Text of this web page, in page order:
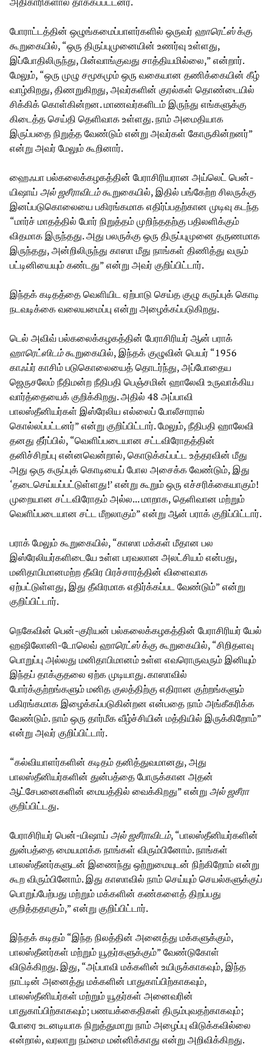
போராட்டத்தின் ஒழுங்கமைப்பாளர்களில் ஒருவர்ஹாரெட்ஸ்க்கு
கூறுகையில், “ஒரு திருப்புமுனையின் உணர்வு உள்ளது,
இப்போதிலிருந்து, பின்வாங்குவது சாத்தியமில்லை,” என்றார்.
மேலும், “ஒரு முழு சமூகமும் ஒரு வகையான தணிக்கையின் கீழ்
வாழ்கிறது, திணறுகிறது, அவர்களின் குரல்கள் தொண்டையில்
சிக்கிக் கொள்கின்றன. மாணவர்களிடம் இருந்து எங்களுக்கு
கிடைத்த செய்தி தெளிவாக உள்ளது. நாம் அமைதியாக
இருப்பதை நிறுத்த வேண்டும் என்று அவர்கள் கோருகின்றனர்”
என்று அவர் மேலும் கூறினார்.
ஹைஃபா பல்கலைக்கழகத்தின் பேராசிரியரான அய்லெட் பென்-
யிஷாய் அல்ஜசீராவிடம்கூறுகையில், இதில் பங்கேற்ற சிலருக்கு
இனப்படுகொலையை பகிரங்கமாக எதிர்ப்பதற்கான முடிவு கடந்த
“மார்ச் மாதத்தில் போர் நிறுத்தம் முறிந்ததற்கு பதிலளிக்கும்
விதமாக இருந்தது. அது பலருக்கு ஒரு திருப்புமுனை தருணமாக
இருந்தது, அன்றிலிருந்து காஸா மீது நாங்கள் திணித்து வரும்
பட்டினியையும் கண்டது” என்று அவர் குறிப்பிட்டார்.
இந்தக் கடிதத்தை வெளியிட ஏற்பாடு செய்த குழு கருப்புக் கொடி
நடவடிக்கை வலையமைப்பு என்று அழைக்கப்படுகிறது.
டெல் அவிவ் பல்கலைக்கழகத்தின் பேராசிரியர் ஆன் பராக்
ஹாரெட்ஸிடம்கூறுகையில், இந்தக் குழுவின் பெயர் “1956
காஃப்ர் காசிம் படுகொலையைத் தொடர்ந்து, அப்போதைய
ஜெருசலேம் நீதிமன்ற நீதிபதி பெஞ்சமின் ஹாலேவி உருவாக்கிய
வார்த்தையைக் குறிக்கிறது. அதில் 48 அப்பாவி
பாலஸ்தீனியர்கள் இஸ்ரேலிய எல்லைப் போலீசாரால்
கொல்லப்பட்டனர்” என்று குறிப்பிட்டார். மேலும், நீதிபதி ஹாலேவி
தனது தீர்ப்பில், “வெளிப்படையான சட்டவிரோதத்தின்
தனிச்சிறப்பு என்னவென்றால், கொடுக்கப்பட்ட உத்தரவின் மீது
அது ஒரு கருப்புக் கொடியைப் போல அசைக்க வேண்டும், இது
‘தடைசெய்யப்பட்டுள்ளது!’ என்று கூறும் ஒரு எச்சரிக்கையாகும்!
முறையான சட்டவிரோதம் அல்ல... மாறாக, தெளிவான மற்றும்
வெளிப்படையான சட்ட மீறலாகும்” என்று ஆன் பராக் குறிப்பிட்டார்.
பராக் மேலும் கூறுகையில், “காஸா மக்கள் மீதான பல
இஸ்ரேலியர்களிடையே உள்ள பரவலான அலட்சியம் என்பது,
மனிதாபிமானமற்ற தீவிர பிரச்சாரத்தின் விளைவாக
ஏற்பட்டுள்ளது, இது தீவிரமாக எதிர்க்கப்பட வேண்டும்” என்று
குறிப்பிட்டார்.
நெகேவின் பென்-குரியன் பல்கலைக்கழகத்தின் பேராசிரியர் யேல்
ஹஷிலோனி-டோலெவ்ஹாரெட்ஸ்க்கு கூறுகையில், “சிறிதளவு
பொறுப்பு அல்லது மனிதாபிமானம் உள்ள எவரொருவரும் இனியும்
இந்தப் தாக்குதலை ஏற்க முடியாது. காஸாவில்
போர்க்குற்றங்களும் மனித குலத்திற்கு எதிரான குற்றங்களும்
பகிரங்கமாக இழைக்கப்படுகின்றன என்பதை நாம் அங்கீகரிக்க
வேண்டும். நாம் ஒரு தார்மீக வீழ்ச்சியின் மத்தியில் இருக்கிறோம்”
என்று அவர் குறிப்பிட்டார்.
“கல்வியாளர்களின் கடிதம் தனித்துவமானது, அது
பாலஸ்தீனியர்களின் துன்பத்தை போருக்கான அதன்
ஆட்சேபனைகளின் மையத்தில் வைக்கிறது” என்று அல் ஜசீரா
குறிப்பிட்டது.
பேராசிரியர் பென்-யிஷாய் அல்ஜசீராவிடம், “பாலஸ்தீனியர்களின்
துன்பத்தை மையமாக்க நாங்கள் விரும்பினோம். நாங்கள்
பாலஸ்தீனர்களுடன் இணைந்து ஒற்றுமையுடன் நிற்கிறோம் என்று
கூற விரும்பினோம். இது காஸாவில் நாம் செய்யும் செயல்களுக்குப்
பொறுப்பேற்பது மற்றும் மக்களின் கண்களைத் திறப்பது
குறித்ததாகும்,” என்று குறிப்பிட்டார்.
இந்தக் கடிதம் “இந்த நிலத்தின் அனைத்து மக்களுக்கும்,
பாலஸ்தீனர்கள் மற்றும் யூதர்களுக்கும்” வேண்டுகோள்
விடுக்கிறது. இது, “அப்பாவி மக்களின் உயிருக்காகவும், இந்த
நாட்டின் அனைத்து மக்களின் பாதுகாப்பிற்காகவும்,
பாலஸ்தீனியர்கள் மற்றும் யூதர்கள் அனைவரின்
பாதுகாப்பிற்காகவும்; பணயக்கைதிகள் திரும்புவதற்காகவும்;
போரை உடனடியாக நிறுத்துமாறு நாம் அழைப்பு விடுக்கவில்லை
என்றால், வரலாறு நம்மை மன்னிக்காது என்று அறிவிக்கிறது.